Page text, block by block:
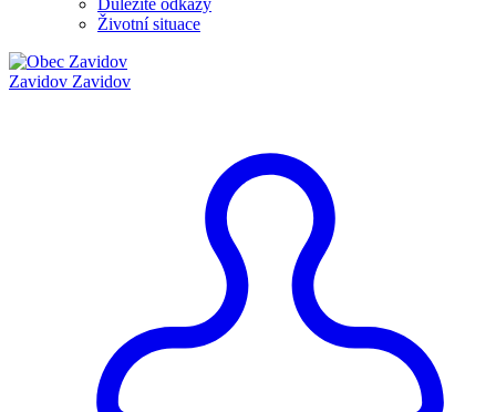
Důležité odkazy
Životní situace
Zavidov Zavidov